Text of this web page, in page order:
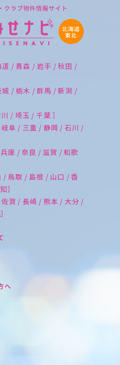
/ 青森 / 岩手 / 秋田 /
/ 栃木 / 群馬 / 新潟 /
/ 埼玉 / 千葉 ］
阜 / 三重 / 静岡 / 石川 /
庫 / 奈良 / 滋賀 / 和歌
/ 鳥取 / 島根 / 山口 / 香
］
賀 / 長崎 / 熊本 / 大分 /
へ